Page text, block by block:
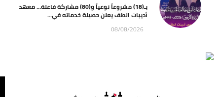
بـ(18) مشروعاً نوعياً و(80) مشاركة فاعلة… معهد
أديبات الطف يعلن حصيلة خدماته في...
08/08/2026